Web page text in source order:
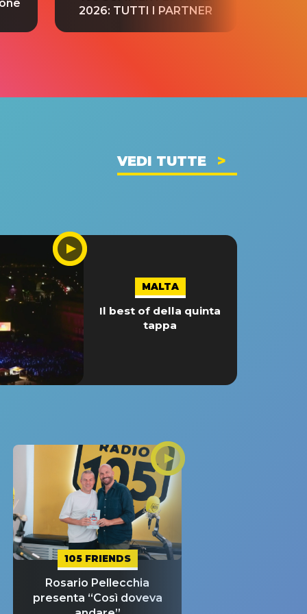
2026: TUTTI I PARTNER
VEDI TUTTE
MALTA
Il best of della quinta
tappa
105 FRIENDS
Rosario Pellecchia
presenta “Così doveva